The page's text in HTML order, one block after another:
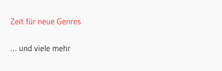
Zeit für neue Genres
… und viele mehr